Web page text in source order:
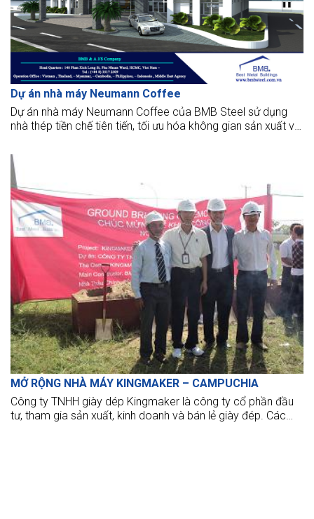
Dự án nhà máy Neumann Coffee
Dự án nhà máy Neumann Coffee của BMB Steel sử dụng
nhà thép tiền chế tiên tiến, tối ưu hóa không gian sản xuất và
MỞ RỘNG NHÀ MÁY KINGMAKER – CAMPUCHIA
Công ty TNHH giày dép Kingmaker là công ty cổ phần đầu
tư, tham gia sản xuất, kinh doanh và bán lẻ giày đép. Các